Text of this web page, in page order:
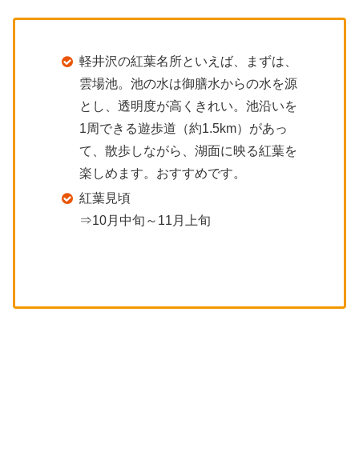
軽井沢の紅葉名所といえば、まずは、
雲場池。池の水は御膳水からの水を源
とし、透明度が高くきれい。池沿いを
1周できる遊歩道（約1.5km）があっ
て、散歩しながら、湖面に映る紅葉を
楽しめます。おすすめです。
紅葉見頃
⇒10月中旬～11月上旬